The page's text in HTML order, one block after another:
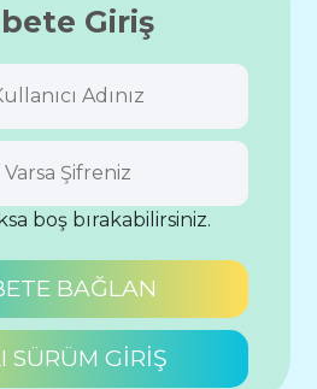
Giriş
boş bırakabilirsiniz.
BAĞLAN
SÜRÜM GİRİŞ